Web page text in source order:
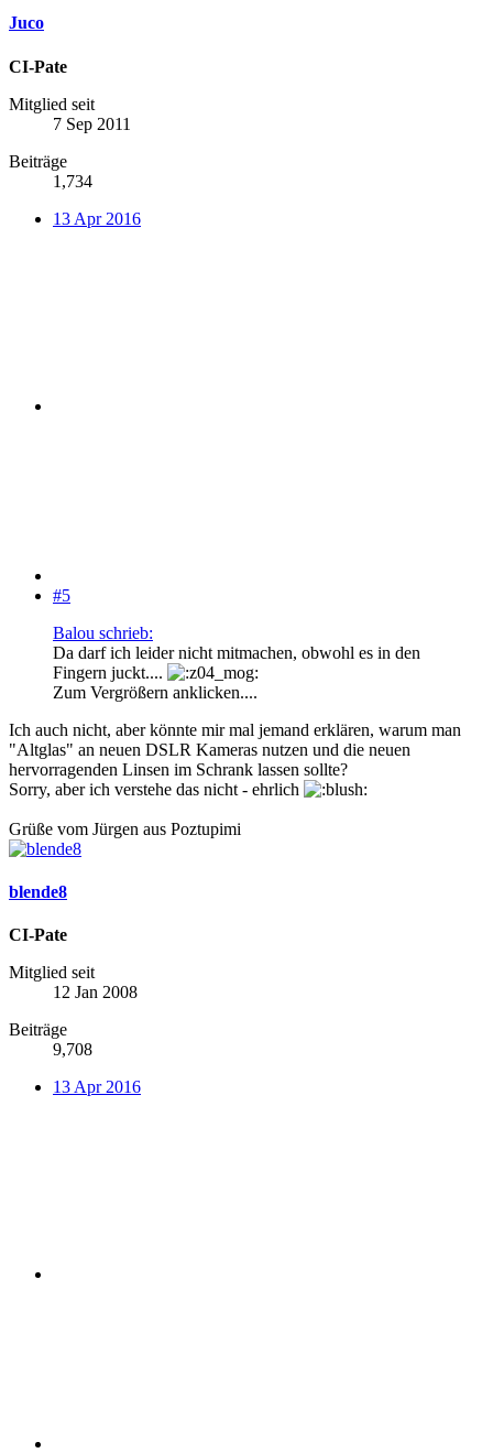
Juco
CI-Pate
Mitglied seit
7 Sep 2011
Beiträge
1,734
13 Apr 2016
#5
Balou schrieb:
Da darf ich leider nicht mitmachen, obwohl es in den
Fingern juckt....
Zum Vergrößern anklicken....
Ich auch nicht, aber könnte mir mal jemand erklären, warum man
"Altglas" an neuen DSLR Kameras nutzen und die neuen
hervorragenden Linsen im Schrank lassen sollte?
Sorry, aber ich verstehe das nicht - ehrlich
Grüße vom Jürgen aus Poztupimi
blende8
CI-Pate
Mitglied seit
12 Jan 2008
Beiträge
9,708
13 Apr 2016